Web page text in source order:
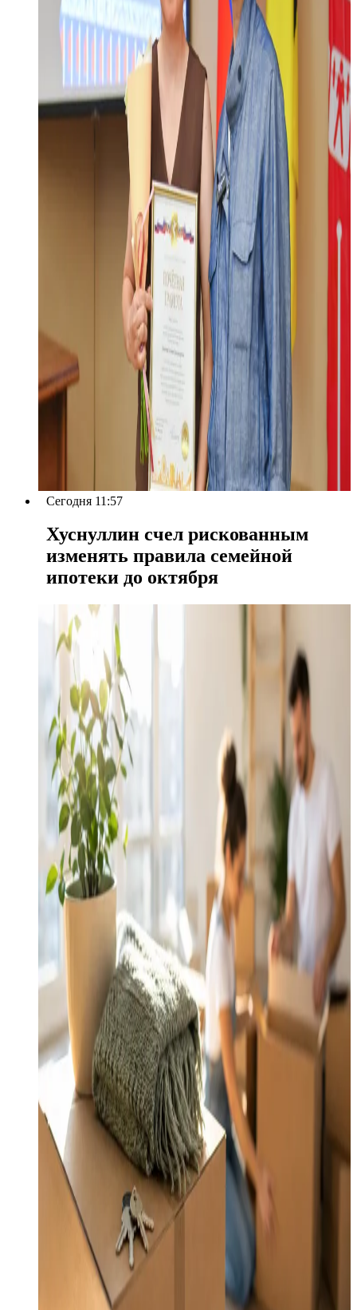
Сегодня 11:57
Хуснуллин счел рискованным
изменять правила семейной
ипотеки до октября